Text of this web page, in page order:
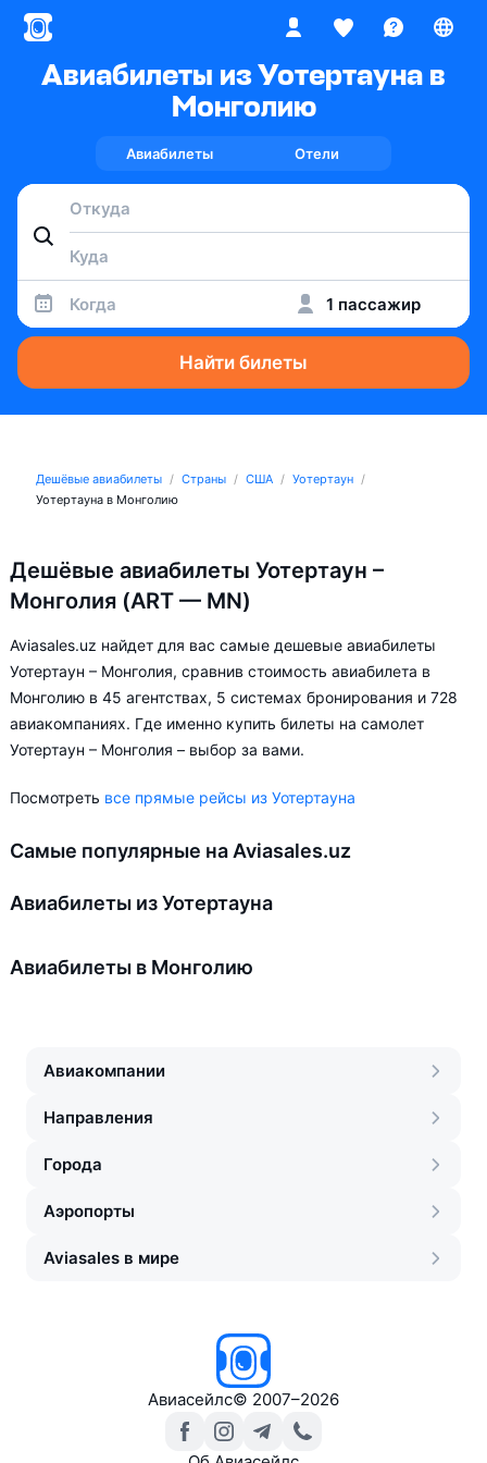
Авиабилеты из Уотертауна в
Монголию
Авиабилеты Отели
Когда 1 пассажир
Найти билеты
Дешёвые авиабилеты Страны США
Уотертаун
Уотертауна в Монголию
Дешёвые авиабилеты Уотертаун –
Монголия (ART — MN)
Aviasales.uz найдет для вас самые дешевые авиабилеты
Уотертаун – Монголия, сравнив стоимость авиабилета в
Монголию в 45 агентствах, 5 системах бронирования и 728
авиакомпаниях. Где именно купить билеты на самолет
Уотертаун – Монголия – выбор за вами.
Посмотреть все прямые рейсы из Уотертауна
Самые популярные на Aviasales.uz
Авиабилеты из Уотертауна
Авиабилеты в Монголию
Авиакомпании
Направления
Города
Аэропорты
Aviasales в мире
Авиасейлс© 2007–2026